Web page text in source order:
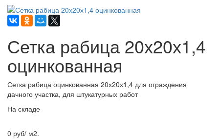
Сетка рабица 20х20х1,4
оцинкованная
Сетка рабица оцинкованная 20х20х1,4 для ограждения
дачного участка, для штукатурных работ
На складе
0 руб/ м2.